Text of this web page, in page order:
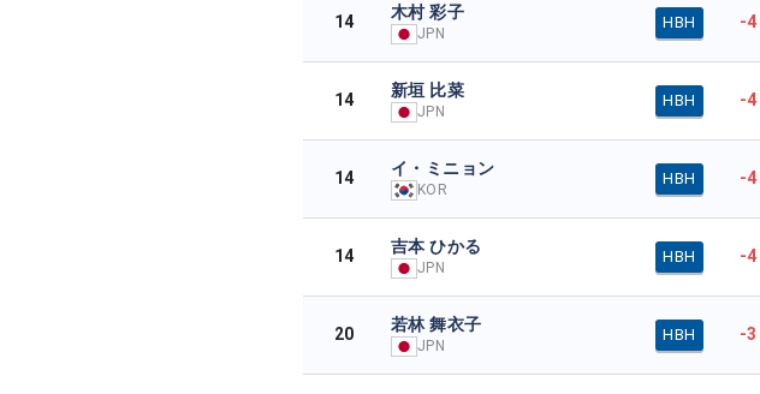
14 木村 彩子
JPN
HBH -4
14 新垣 比菜
JPN
HBH -4
14 イ・ミニョン
KOR
HBH -4
14 吉本 ひかる
JPN
HBH -4
20 若林 舞衣子
JPN
HBH -3